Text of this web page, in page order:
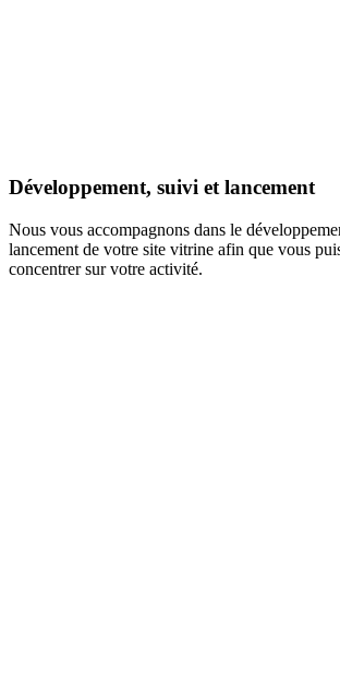
Développement, suivi et lancement
Nous vous accompagnons dans le
lancement de votre site vitrine afin que vous
concentrer sur votre activité.